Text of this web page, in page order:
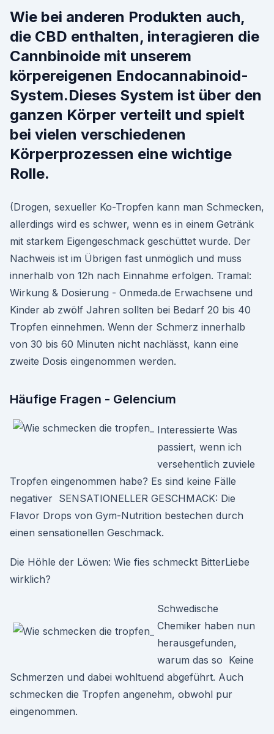
Wie bei anderen Produkten auch,
die CBD enthalten, interagieren die
Cannbinoide mit unserem
körpereigenen Endocannabinoid-
System.Dieses System ist über den
ganzen Körper verteilt und spielt
bei vielen verschiedenen
Körperprozessen eine wichtige
Rolle.
(Drogen, sexueller Ko-Tropfen kann man Schmecken,
allerdings wird es schwer, wenn es in einem Getränk
mit starkem Eigengeschmack geschüttet wurde. Der
Nachweis ist im Übrigen fast unmöglich und muss
innerhalb von 12h nach Einnahme erfolgen. Tramal:
Wirkung & Dosierung - Onmeda.de Erwachsene und
Kinder ab zwölf Jahren sollten bei Bedarf 20 bis 40
Tropfen einnehmen. Wenn der Schmerz innerhalb
von 30 bis 60 Minuten nicht nachlässt, kann eine
zweite Dosis eingenommen werden.
Häufige Fragen - Gelencium
Interessierte Was
passiert, wenn ich
versehentlich zuviele
Tropfen eingenommen habe? Es sind keine Fälle
negativer SENSATIONELLER GESCHMACK: Die
Flavor Drops von Gym-Nutrition bestechen durch
einen sensationellen Geschmack.
Die Höhle der Löwen: Wie fies schmeckt BitterLiebe
wirklich?
Schwedische
Chemiker haben nun
herausgefunden,
warum das so Keine
Schmerzen und dabei wohltuend abgeführt. Auch
schmecken die Tropfen angenehm, obwohl pur
eingenommen.